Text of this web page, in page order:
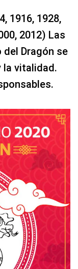
1916, 1928,
2012) Las
Dragón se
la vitalidad.